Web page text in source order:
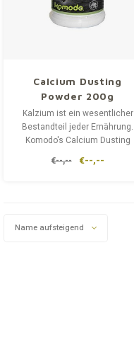
Calcium Dusting
Powder 200g
Kalzium ist ein wesentlicher
Bestandteil jeder Ernährung.
Komodo's Calcium Dusting
zugesetzt werden. Es trägt
€--,-- €--,--
Name aufsteigend